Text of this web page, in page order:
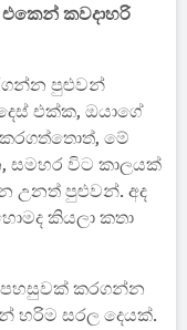
කවදාහරි
පුළුවන්
එක්ක, ඔයාගේ
මේ
සමහර විට කාලයක්
පුළුවන්. අද
කියලා කතා
පහසුවක් කරගන්න
හරිම සරල දෙයක්.